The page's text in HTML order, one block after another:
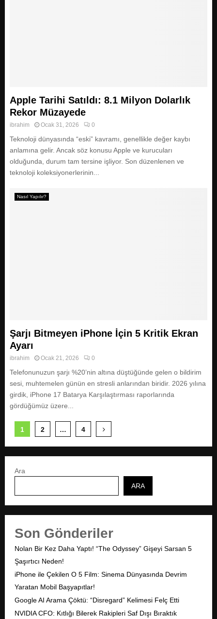
Apple Tarihi Satıldı: 8.1 Milyon Dolarlık
Rekor Müzayede
ibrahim Ocak 31, 2026 0
Teknoloji dünyasında “eski” kavramı, genellikle değer kaybı
anlamına gelir. Ancak söz konusu Apple ve kurucuları
olduğunda, durum tam tersine işliyor. Son düzenlenen ve
teknoloji koleksiyonerlerinin...
Nasıl Yapılır?
Şarjı Bitmeyen iPhone İçin 5 Kritik Ekran
Ayarı
ibrahim Ocak 21, 2026 0
Telefonunuzun şarjı %20’nin altına düştüğünde gelen o bildirim
sesi, muhtemelen günün en stresli anlarından biridir. 2026 yılına
girdik, iPhone 17 Batarya Karşılaştırması raporlarında
gördüğümüz üzere...
Y
a
z
s
a
y
f
a
l
a
1 2 … 4
Ara
ARA
Son Gönderiler
Nolan Bir Kez Daha Yaptı! “The Odyssey” Gişeyi Sarsan 5
Şaşırtıcı Neden!
iPhone ile Çekilen O 5 Film: Sinema Dünyasında Devrim
Yaratan Mobil Başyapıtlar!
Google AI Arama Çöktü: “Disregard” Kelimesi Felç Etti
NVIDIA CFO: Kıtlığı Bilerek Rakipleri Saf Dışı Bıraktık